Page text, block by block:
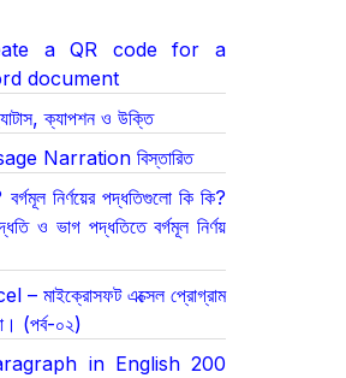
a QR code for a
document
ক্যাপশন ও উক্তি
Narration বিস্তারিত
বর্গমূল নির্ণয়ের পদ্ধতিগুলো কি কি?
ও ভাগ পদ্ধতিতে বর্গমূল নির্ণয়
মাইক্রোসফট এক্সেল প্রোগ্রাম
(পর্ব-০২)
in English 200